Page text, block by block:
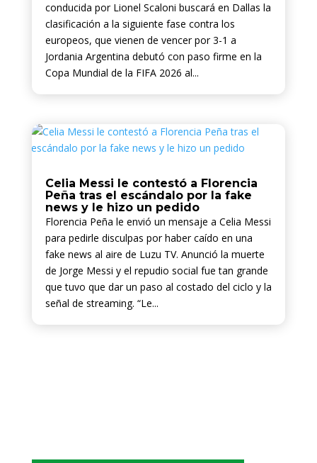
conducida por Lionel Scaloni buscará en Dallas la
clasificación a la siguiente fase contra los
europeos, que vienen de vencer por 3-1 a
Jordania Argentina debutó con paso firme en la
Copa Mundial de la FIFA 2026 al...
Celia Messi le contestó a Florencia
Peña tras el escándalo por la fake
news y le hizo un pedido
Florencia Peña le envió un mensaje a Celia Messi
para pedirle disculpas por haber caído en una
fake news al aire de Luzu TV. Anunció la muerte
de Jorge Messi y el repudio social fue tan grande
que tuvo que dar un paso al costado del ciclo y la
señal de streaming. “Le...